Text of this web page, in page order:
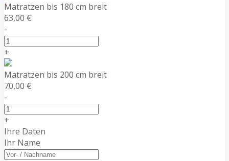
Matratzen bis 180 cm breit
63,00 €
-
+
Matratzen bis 200 cm breit
70,00 €
-
+
Ihre Daten
Ihr Name